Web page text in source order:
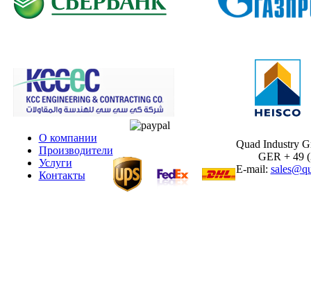
О компании
Производители
Услуги
Контакты
Quad Industry
GER + 49
E-mail: